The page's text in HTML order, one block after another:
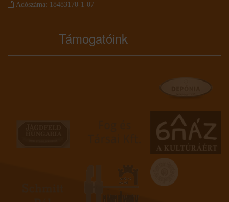
Adószáma: 18483170-1-07
Támogatóink